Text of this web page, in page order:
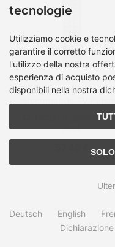
Samsung AA81-
Tempo di
Week
tecnologie
Utilizziamo cookie e
garantire il corretto
l'utilizzo della nostra
esperienza di acquisto
disponibili nella nostra
Deutsch English